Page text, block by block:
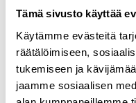
Tämä sivusto käyttää
Käytämme evästeitä
räätälöimiseen,
tukemiseen ja
jaamme sosiaalisen
- Liikeidea 2/2:Liikeideasta
liiketoimintasuunnitelman
Sivutoiminen yrittäjyys &
sivutoimisesta